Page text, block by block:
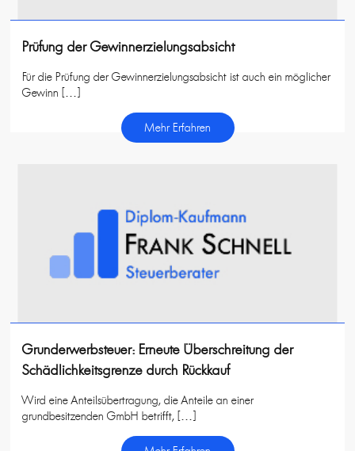
Prüfung der Gewinnerzielungsabsicht
Für die Prüfung der Gewinnerzielungsabsicht ist auch ein möglicher
Gewinn […]
Mehr Erfahren
Grunderwerbsteuer: Erneute Überschreitung der
Schädlichkeitsgrenze durch Rückkauf
Wird eine Anteilsübertragung, die Anteile an einer
grundbesitzenden GmbH betrifft, […]